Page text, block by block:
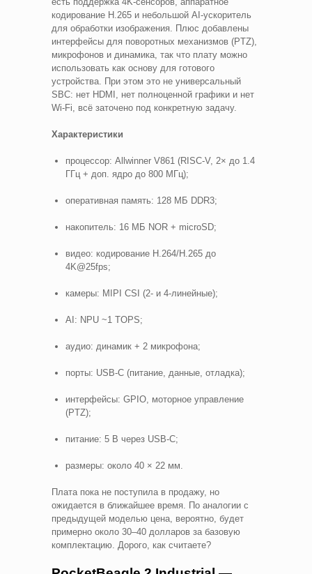
кодирование H.265 и небольшой AI-ускоритель
для обработки изображения. Плюс добавлены
интерфейсы для поворотных механизмов (PTZ),
микрофонов и динамика, так что плату можно
использовать как основу для готового
устройства. При этом это не универсальный
SBC: нет HDMI, нет полноценной графики и нет
Wi-Fi, всё заточено под конкретную задачу.
Характеристики
процессор: Allwinner V861 (RISC-V, 2× до 1.4
ГГц + доп. ядро до 800 МГц);
оперативная память: 128 МБ DDR3;
накопитель: 16 МБ NOR + microSD;
видео: кодирование H.264/H.265 до
4K@25fps;
камеры: MIPI CSI (2- и 4-линейные);
AI: NPU ~1 TOPS;
аудио: динамик + 2 микрофона;
порты: USB-C (питание, данные, отладка);
интерфейсы: GPIO, моторное управление
(PTZ);
питание: 5 В через USB-C;
размеры: около 40 × 22 мм.
Плата пока не поступила в продажу, но
ожидается в ближайшее время. По аналогии с
предыдущей моделью цена, вероятно, будет
примерно около 30–40 долларов за базовую
комплектацию. Дорого, как считаете?